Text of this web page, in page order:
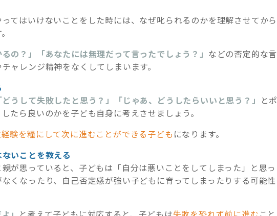
てはいけないことをした時には、なぜ叱られるのかを理解させてから
るの？」「あなたには無理だって言ったでしょう？」 などの否定的な言
ャレンジ精神をなくしてしまいます。
どうして失敗したと思う？」「じゃあ、どうしたらいいと思う？」 とポ
たら良いのかを子ども自身に考えさせましょう。
験を糧にして次に進むことができる子ども になります。
いことを教える
が思っていると、子どもは「自分は悪いことをしてしまった」と思っ
くなったり、自己否定感が強い子どもに育ってしまったりする可能性